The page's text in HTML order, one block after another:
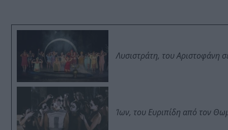
Λυσιστράτη, του Αριστοφάνη
Ίων, του Ευριπίδη από τον